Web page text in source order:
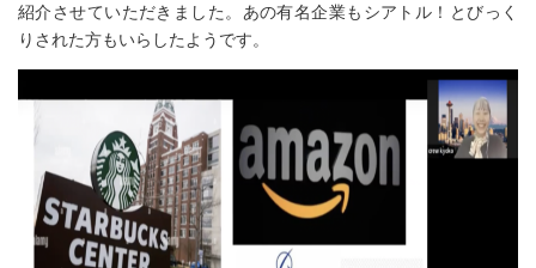
紹介させていただきました。あの有名企業もシアトル！とびっく
りされた方もいらしたようです。